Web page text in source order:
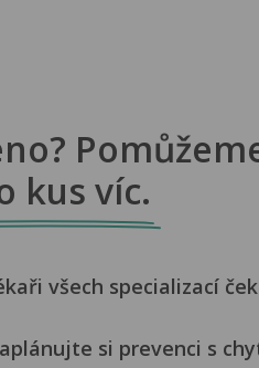
kus víc.
všech specializací
si prevenci s